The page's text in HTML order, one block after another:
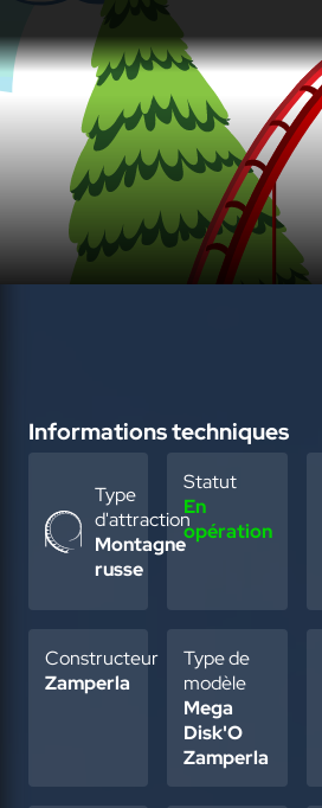
Informations techniques
Type
d'attraction
Montagne
russe
Statut
En
opération
Constructeur
Zamperla
Type de
modèle
Mega
Disk'O
Zamperla